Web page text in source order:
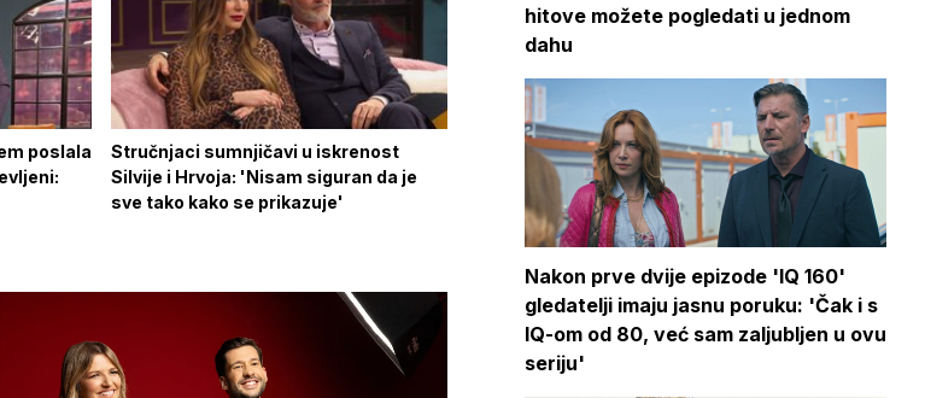
poslala
Stručnjaci sumnjičavi u iskrenost
Silvije i Hrvoja: 'Nisam siguran da je
sve tako kako se prikazuje'
hitove možete pogledati u jednom
dahu
Nakon prve dvije epizode 'IQ 160'
gledatelji imaju jasnu poruku: 'Čak i s
IQ-om od 80, već sam zaljubljen u ovu
seriju'